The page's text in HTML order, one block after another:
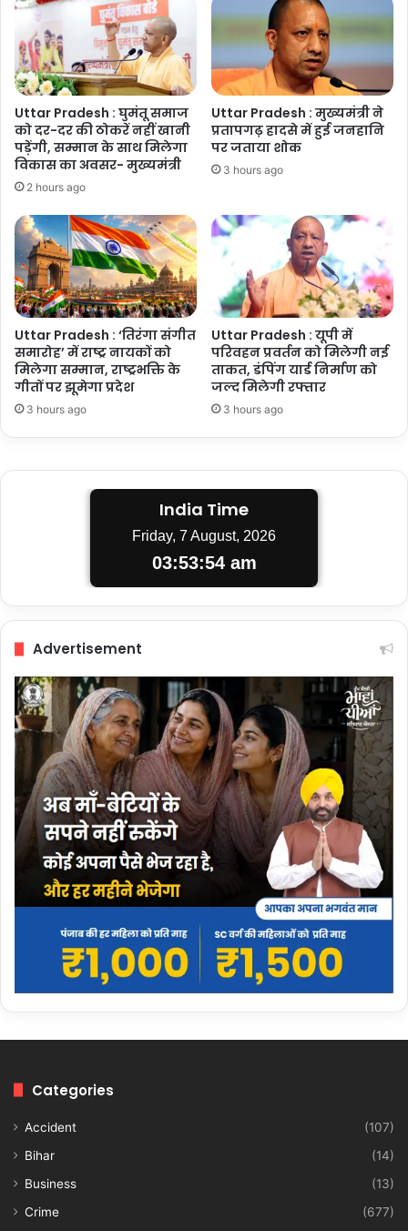
दिया
अंजाम
Uttar Pradesh : घुमंतू समाज
को दर-दर की ठोकरें नहीं खानी
पड़ेंगी, सम्मान के साथ मिलेगा
विकास का अवसर- मुख्यमंत्री
2 hours ago
Uttar Pradesh : मुख्यमंत्री ने
प्रतापगढ़ हादसे में हुई जनहानि
पर जताया शोक
3 hours ago
Uttar Pradesh : ‘तिरंगा संगीत
समारोह’ में राष्ट्र नायकों को
मिलेगा सम्मान, राष्ट्रभक्ति के
गीतों पर झूमेगा प्रदेश
3 hours ago
Uttar Pradesh : यूपी में
परिवहन प्रवर्तन को मिलेगी नई
ताकत, डंपिंग यार्ड निर्माण को
जल्द मिलेगी रफ्तार
3 hours ago
India Time
Friday, 7 August, 2026
03:53:55 am
Advertisement
Categories
Accident
(107)
Bihar
(14)
Business
(13)
Crime
(677)